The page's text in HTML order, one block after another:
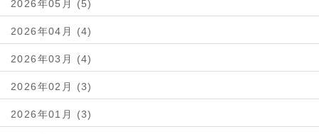
2026年05月 (5)
2026年04月 (4)
2026年03月 (4)
2026年02月 (3)
2026年01月 (3)